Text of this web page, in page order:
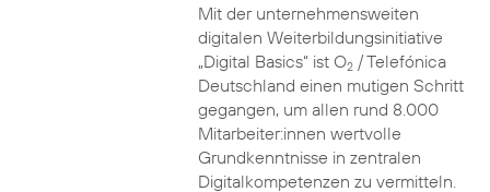
Mit der unternehmensweiten
digitalen Weiterbildungsinitiative
„Digital Basics“ ist O2/ Telefónica
Deutschland einen mutigen Schritt
gegangen, um allen rund 8.000
Mitarbeiter:innen wertvolle
Grundkenntnisse in zentralen
Digitalkompetenzen zu vermitteln.